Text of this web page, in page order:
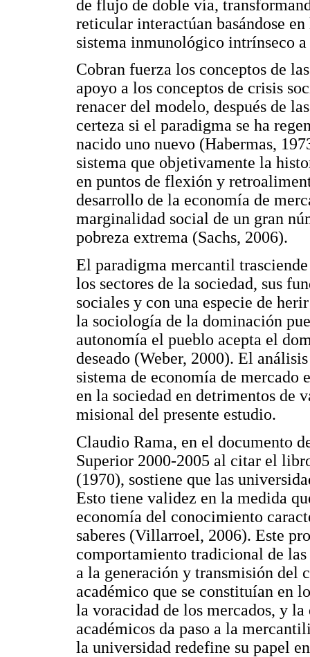
de flujo de doble vía,
reticular interactúan basándose
sistema inmunológico intrínseco
Cobran fuerza los conceptos de
apoyo a los conceptos de crisis
renacer del modelo, después de
certeza si el paradigma se ha
nacido uno nuevo (Habermas,
sistema que objetivamente la
en puntos de flexión y
desarrollo de la economía de
marginalidad social de un gran
pobreza extrema (Sachs, 2006).
El paradigma mercantil
los sectores de la sociedad, sus
sociales y con una especie de
la sociología de la dominación
autonomía el pueblo acepta el
deseado (Weber, 2000). El
sistema de economía de mercado
en la sociedad en detrimentos de
misional del presente estudio.
Claudio Rama, en el documento
Superior 2000-2005 al citar el
(1970), sostiene que las
Esto tiene validez en la medida
economía del conocimiento
saberes (Villarroel, 2006). Este
comportamiento tradicional de
a la generación y transmisión
académico que se constituían en
la voracidad de los mercados, y
académicos da paso a la
la universidad redefine su papel